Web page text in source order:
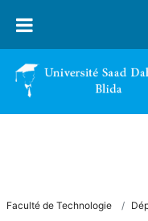
Faculté de Technologie